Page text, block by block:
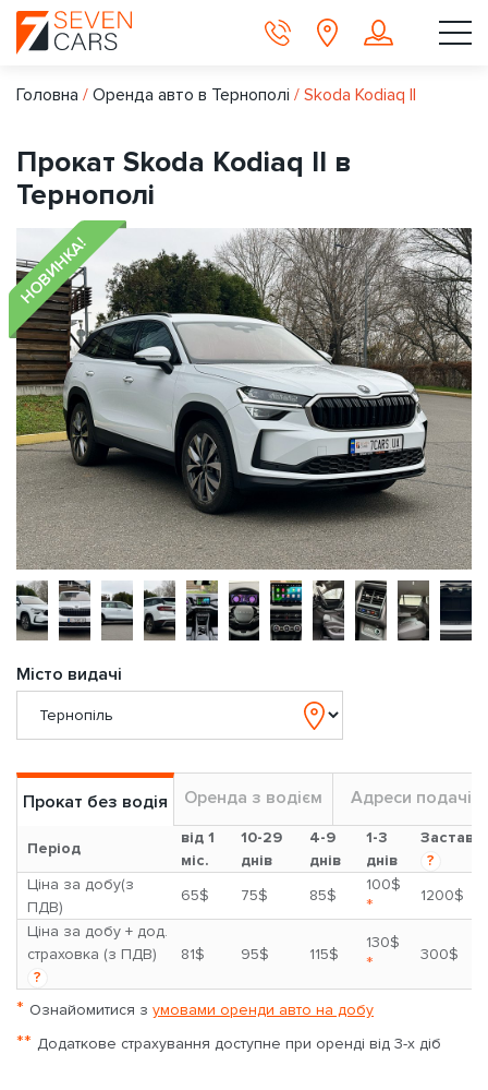
Головна / Оренда авто в Тернополі / Skoda Kodiaq II
Прокат Skoda Kodiaq II в
Тернополі
НОВИНКА!
Місто видачі
Прокат без водія Оренда з водієм Адреси подачі
Період
від 1
міс.
10-29
днів
4-9
днів
1-3
днів
Застава
?
Ціна за добу(з
ПДВ)
65$ 75$ 85$
100$
*
1200$
Ціна за добу + дод.
страховка (з ПДВ)
?
81$ 95$ 115$
130$
* 300$
* Ознайомитися з умовами оренди авто на добу
** Додаткове страхування доступне при оренді від 3-х діб